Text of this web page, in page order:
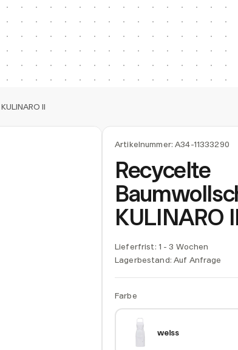
II
Artikelnummer:A34-11333290
Recycelte
KULINARO
Lieferfrist: 1 - 3 Wochen
Lagerbestand: Auf Anfrage
Farbe
weiss